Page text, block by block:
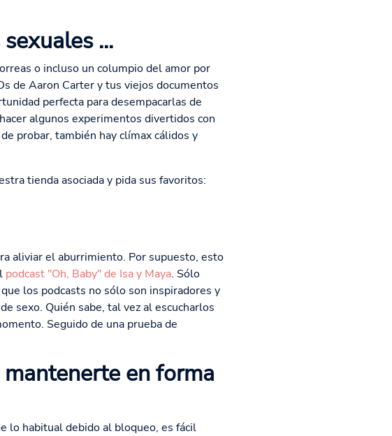
...
o incluso un columpio del amor por
de Aaron Carter y tus viejos documentos
perfecta para desempacarlas de
algunos experimentos divertidos con
probar, también hay clímax cálidos y
tienda asociada y pida sus favoritos:
aliviar el aburrimiento. Por supuesto, esto
podcast "Oh, Baby" de Isa y Maya. Sólo
los podcasts no sólo son inspiradores y
sexo. Quién sabe, tal vez al escucharlos
Seguido de una prueba de
en forma
lo habitual debido al bloqueo, es fácil